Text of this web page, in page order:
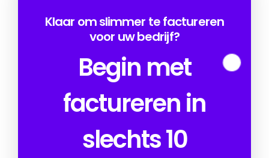
Klaar om slimmer te factureren
voor uw bedrijf?
Begin met
factureren in
slechts 10